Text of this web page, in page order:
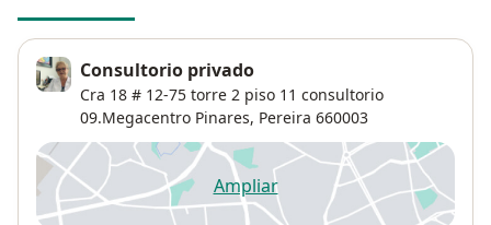
Consultorio privado
Cra 18 # 12-75 torre 2 piso 11 consultorio
09.Megacentro Pinares, Pereira 660003
Ampliarse abre en una nueva